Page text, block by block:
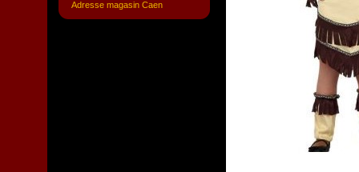
Adresse magasin Caen